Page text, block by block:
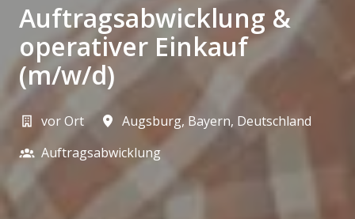
Auftragsabwicklung &
operativer Einkauf
(m/w/d)
vor Ort Augsburg, Bayern, Deutschland
Auftragsabwicklung